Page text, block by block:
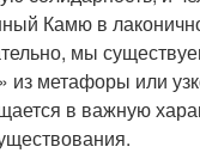
Камю в
мы
из метафоры или
в важную